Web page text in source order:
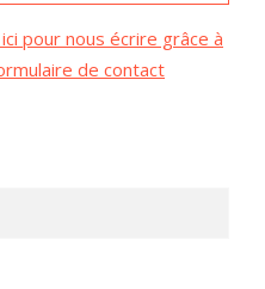
pour nous écrire grâce à
de contact